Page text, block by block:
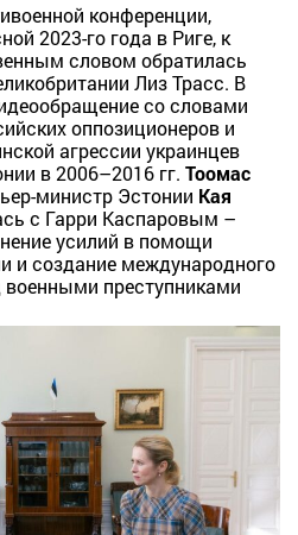
конференции,
2023-го года в Риге, к
словом обратилась
Лиз Трасс. В
со словами
оппозиционеров и
агрессии украинцев
в 2006–2016 гг. Тоомас
министр Эстонии Кая
с Гарри Каспаровым –
усилий в помощи
и создание международного
преступниками